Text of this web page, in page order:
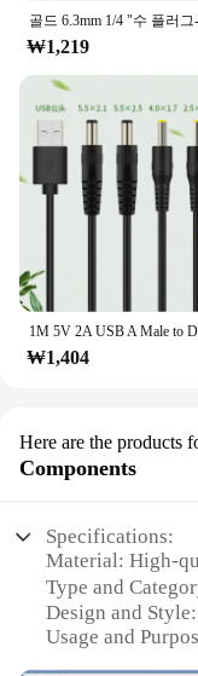
₩1,219
₩1,404
Here are the products
Components
Specifications:
Material: High-
Type and
Design and
Usage and